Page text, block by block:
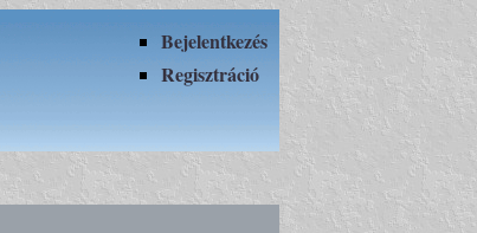
Bejelentkezés
Regisztráció